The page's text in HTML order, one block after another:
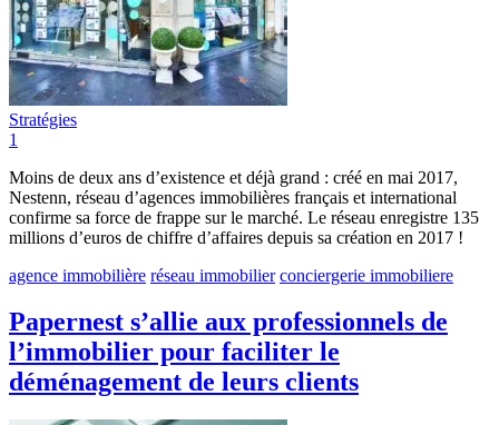
Stratégies
1
Moins de deux ans d’existence et déjà grand : créé en mai 2017,
Nestenn, réseau d’agences immobilières français et international
confirme sa force de frappe sur le marché. Le réseau enregistre 135
millions d’euros de chiffre d’affaires depuis sa création en 2017 !
agence immobilière réseau immobilier conciergerie immobiliere
Papernest s’allie aux professionnels de
l’immobilier pour faciliter le
déménagement de leurs clients